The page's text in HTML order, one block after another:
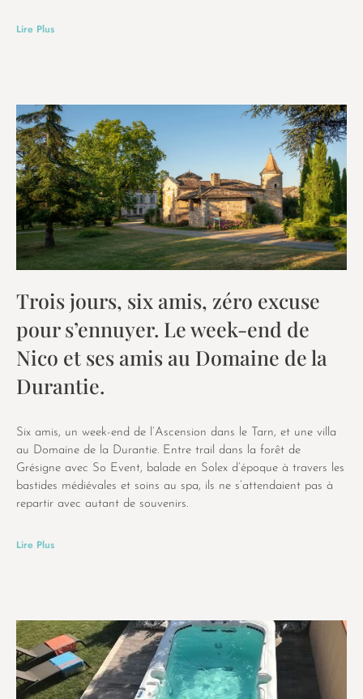
Lire Plus
Trois jours, six amis, zéro excuse
pour s’ennuyer. Le week-end de
Nico et ses amis au Domaine de la
Durantie.
Six amis, un week-end de l’Ascension dans le Tarn, et une villa
au Domaine de la Durantie. Entre trail dans la forêt de
Grésigne avec So Event, balade en Solex d’époque à travers les
bastides médiévales et soins au spa, ils ne s’attendaient pas à
repartir avec autant de souvenirs.
Lire Plus